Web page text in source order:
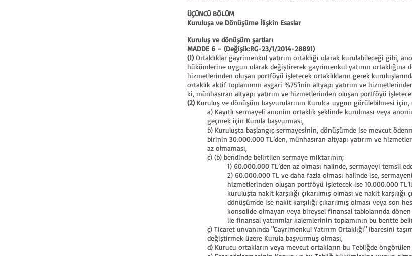
ÜÇÜNCÜ BÖLÜM
Kuruluşa ve Dönüşüme İlişkin Esaslar
Kuruluş ve dönüşüm şartları
MADDE 6 – (Değişik:RG-23/1/2014-28891)
(1) Ortaklıklar gayrimenkul yatırım ortaklığı olarak kurulabileceği gibi,
hükümlerine uygun olarak değiştirerek gayrimenkul yatırım ortaklığına
hizmetlerinden oluşan portföyü işletecek ortaklıkların gerek
ortaklık aktif toplamının asgari %75’inin altyapı yatırım ve
ki, münhasıran altyapı yatırım ve hizmetlerinden oluşan portföyü
(2) Kuruluş ve dönüşüm başvurularının Kurulca uygun görülebilmesi için,
a) Kayıtlı sermayeli anonim ortaklık şeklinde kurulması veya
geçmek için Kurula başvurması,
b) Kuruluşta başlangıç sermayesinin, dönüşümde ise mevcut
birinin 30.000.000 TL’den, münhasıran altyapı yatırım ve
az olmaması,
c) (b) bendinde belirtilen sermaye miktarının;
1) 60.000.000 TL’den az olması halinde, sermayeyi temsil
2) 60.000.000 TL ve daha fazla olması halinde ise,
hizmetlerinden oluşan portföyü işletecek ise 10.000.000
kuruluşta nakit karşılığı çıkarılmış olması ve nakit
dönüşümde ise nakit karşılığı çıkarılmış olması veya son
konsolide olmayan veya bireysel finansal tablolarında
ile finansal yatırımlar kalemlerinin toplamının bu bentte
ç) Ticaret unvanında "Gayrimenkul Yatırım Ortaklığı" ibaresini
değiştirmek üzere Kurula başvurmuş olması,
d) Kurucu ortakların veya mevcut ortakların bu Tebliğde öngörülen